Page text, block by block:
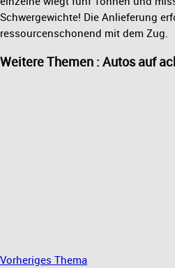
Schwergewichte! Die Anlieferung
ressourcenschonend mit dem Zug.
Weitere Themen : Autos auf
Vorheriges Thema